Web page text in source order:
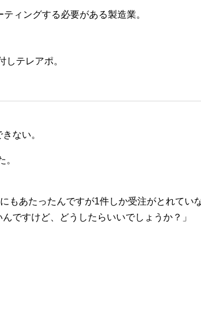
ィングする必要がある製造業。
テレアポ。
ない。
。
もあたったんですが1件しか受注がとれてい
ですけど、どうしたらいいでしょうか？」